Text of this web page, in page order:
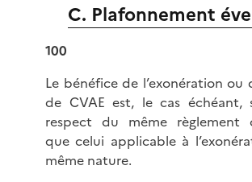
C. Plafonnement
100
Le bénéfice de l’exonération ou
de CVAE est, le cas échéant,
respect du même règlement
que celui applicable à
même nature.